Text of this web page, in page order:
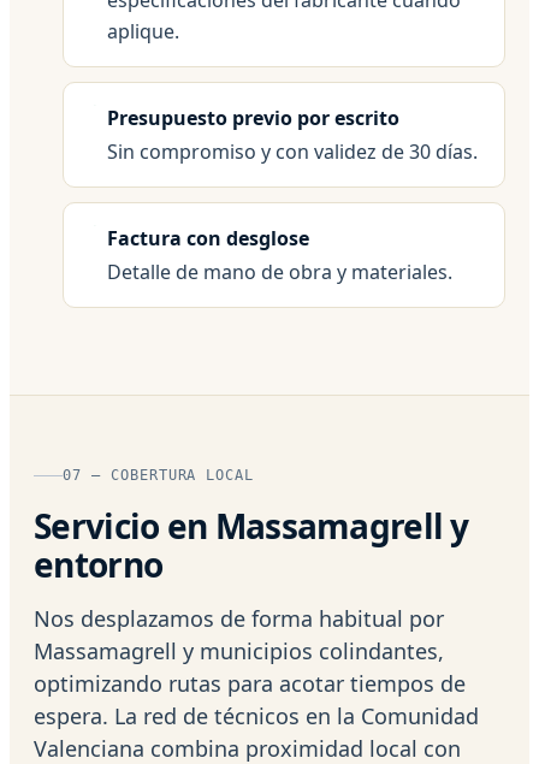
aplique.
Presupuesto previo por escrito
Sin compromiso y con validez de 30 días.
Factura con desglose
Detalle de mano de obra y materiales.
07 — COBERTURA LOCAL
Servicio en Massamagrell y
entorno
Nos desplazamos de forma habitual por
Massamagrell y municipios colindantes,
optimizando rutas para acotar tiempos de
espera. La red de técnicos en la Comunidad
Valenciana combina proximidad local con